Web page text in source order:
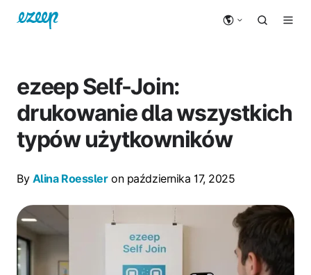
ezeep Self-Join:
drukowanie dla wszystkich
typów użytkowników
By Alina Roessleron października 17, 2025